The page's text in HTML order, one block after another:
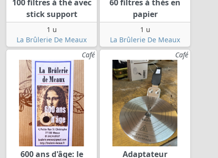
100 filtres à thé avec
stick support
1 u
La Brûlerie De Meaux
60 filtres à thés en
papier
1 u
La Brûlerie De Meaux
Café
600 ans d'âge: le
Café
Adaptateur